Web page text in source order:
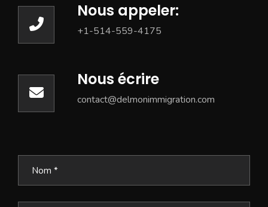
Nous appeler:
+1-514-559-4175
Nous écrire
contact@delmonimmigration.com